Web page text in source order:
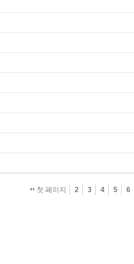
첫 페이지 2 3 4 5 6